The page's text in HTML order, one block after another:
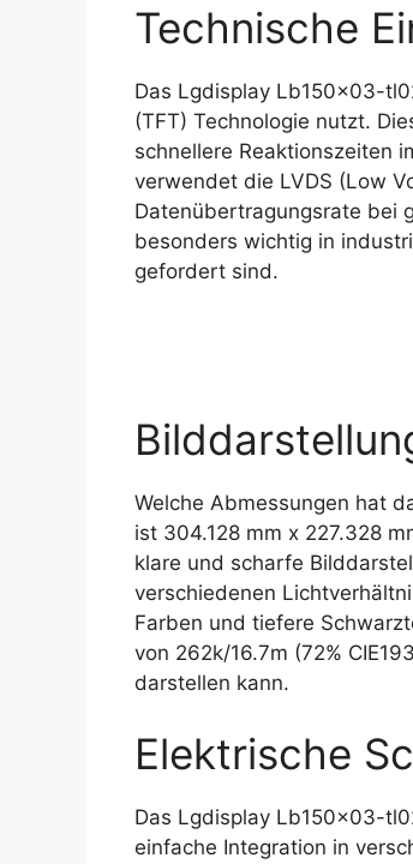
Technische
Das Lgdisplay Lb150x03-
(TFT) Technologie nutzt.
schnellere Reaktionszeiten
verwendet die LVDS (Low
Datenübertragungsrate bei
besonders wichtig in
gefordert sind.
Welche Abmessungen hat
ist 304.128 mm x 227.328
klare und scharfe
verschiedenen
Farben und tiefere
von 262k/16.7m (72%
darstellen kann.
Elektrische
Das Lgdisplay Lb150x03-
einfache Integration in